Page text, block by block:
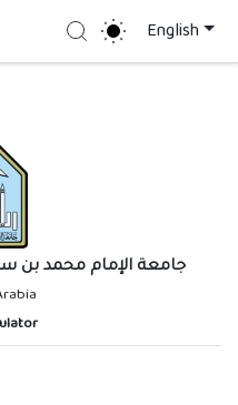
Search English
جامعة الإمام محمد بن